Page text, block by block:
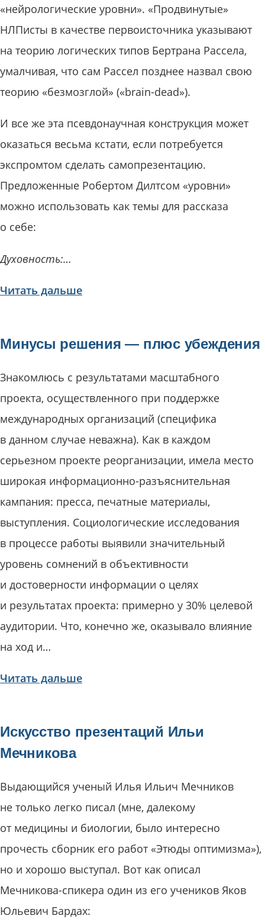
«нейрологические уровни». «Продвинутые»
НЛПисты в качестве первоисточника указывают
на теорию логических типов Бертрана Рассела,
умалчивая, что сам Рассел позднее назвал свою
теорию «безмозглой» («brain-dead»).
И все же эта псевдонаучная конструкция может
оказаться весьма кстати, если потребуется
экспромтом сделать самопрезентацию.
Предложенные Робертом Дилтсом «уровни»
можно использовать как темы для рассказа
о себе:
Духовность:…
Читать дальше
Минусы решения — плюс убеждения
Знакомлюсь с результатами масштабного
проекта, осуществленного при поддержке
международных организаций (специфика
в данном случае неважна). Как в каждом
серьезном проекте реорганизации, имела место
широкая информационно-разъяснительная
кампания: пресса, печатные материалы,
выступления. Социологические исследования
в процессе работы выявили значительный
уровень сомнений в объективности
и достоверности информации о целях
и результатах проекта: примерно у 30% целевой
аудитории. Что, конечно же, оказывало влияние
на ход и…
Читать дальше
Искусство презентаций Ильи
Мечникова
Выдающийся ученый Илья Ильич Мечников
не только легко писал (мне, далекому
от медицины и биологии, было интересно
прочесть сборник его работ «Этюды оптимизма»),
но и хорошо выступал. Вот как описал
Мечникова-спикера один из его учеников Яков
Юльевич Бардах: